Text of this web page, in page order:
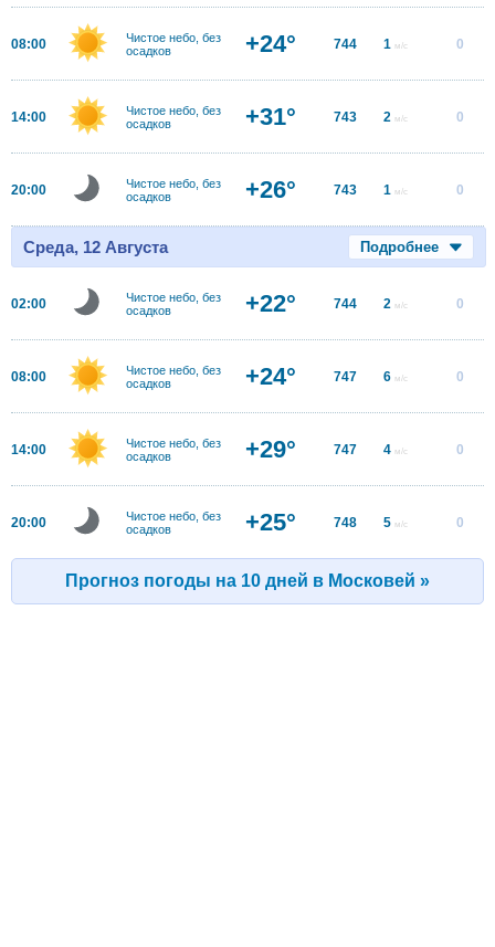
08:00
Чистое небо, без
осадков
+24° 744 1 м/с 0
14:00
Чистое небо, без
осадков
+31° 743 2 м/с 0
20:00
Чистое небо, без
осадков
+26° 743 1 м/с 0
Среда, 12 Августа Подробнее
02:00
Чистое небо, без
осадков
+22° 744 2 м/с 0
08:00
Чистое небо, без
осадков
+24° 747 6 м/с 0
14:00
Чистое небо, без
осадков
+29° 747 4 м/с 0
20:00
Чистое небо, без
осадков
+25° 748 5 м/с 0
Прогноз погоды на 10 дней в Московей »